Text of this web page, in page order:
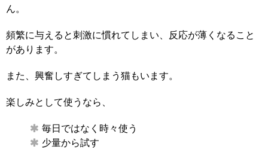
ん。
頻繁に与えると刺激に慣れてしまい、反応が薄くなること
があります。
また、興奮しすぎてしまう猫もいます。
楽しみとして使うなら、
毎日ではなく時々使う
少量から試す